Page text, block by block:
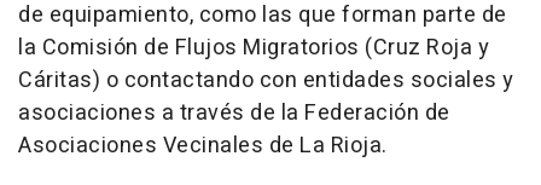
de equipamiento, como las que forman parte de
la Comisión de Flujos Migratorios (Cruz Roja y
Cáritas) o contactando con entidades sociales y
asociaciones a través de la Federación de
Asociaciones Vecinales de La Rioja.